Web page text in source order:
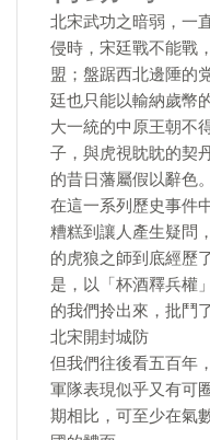
北宋武功之暗弱，一
侵時，宋廷戰不能戰
盟；盤踞西北邊陲的
廷也只能以輸納歲幣
大一統的中原王朝不
子，與虎視眈眈的契
的昔日藩屬假以辭色。
在這一系列歷史事件
糟糕到讓人產生疑問
的虎狼之師到底經歷
是，以「杯酒釋兵權
的我們拎出來，批鬥
北宋開封城防
但我們往後看五百年
軍隊表現似乎又有可
期相比，可至少在氣